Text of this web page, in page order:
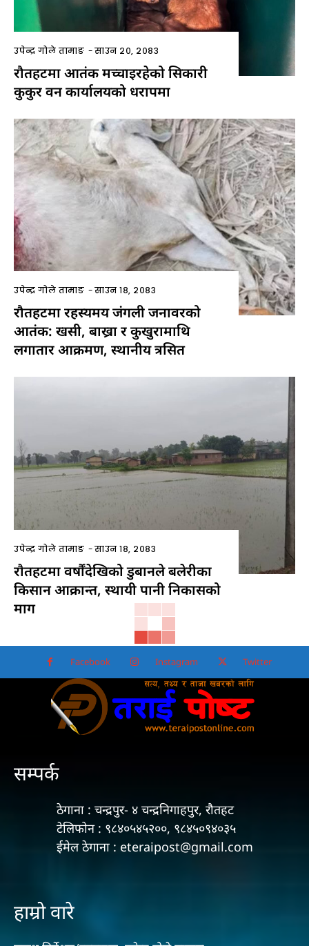
उपेन्द्र गोले तामाङ -साउन २०, २०८३
रौतहटमा आतंक मच्चाइरहेको सिकारी
कुकुर वन कार्यालयको धरापमा
उपेन्द्र गोले तामाङ -साउन १८, २०८३
रौतहटमा रहस्यमय जंगली जनावरको
आतंक: खसी, बाख्रा र कुखुरामाथि
लगातार आक्रमण, स्थानीय त्रसित
उपेन्द्र गोले तामाङ -साउन १८, २०८३
राैतहटमा वर्षौंदेखिको डुबानले बलेरीका
किसान आक्रान्त, स्थायी पानी निकासको
माग
Facebook Instagram Twitter
सम्पर्क
ठेगाना : चन्द्रपुर- ४ चन्द्रनिगाहपुर, रौतहट
टेलिफोन : ९८४०५४५२००, ९८४५०९४०३५
ईमेल ठेगाना : eteraipost@gmail.com
हाम्रो वारे